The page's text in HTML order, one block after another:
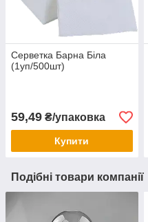
Серветка Барна Біла
(1уп/500шт)
59,49 ₴/упаковка
Купити
Подібні товари компанії